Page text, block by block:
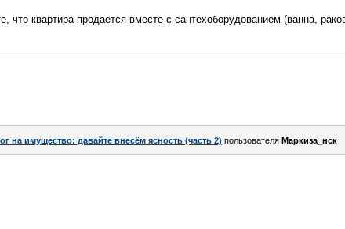
что квартира продается вместе с сантехоборудованием (ванна,
на имущество: давайте внесём ясность (часть 2) пользователя Маркиза_нск